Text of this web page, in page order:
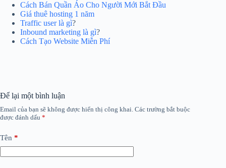
Cách Bán Quần Áo Cho Người Mới Bắt Đầu
Giá thuê hosting 1 năm
Traffic user là gì?
Inbound marketing là gì?
Cách Tạo Website Miễn Phí
Để lại một bình luận
Email của bạn sẽ không được hiển thị công khai. Các trường bắt buộc
được đánh dấu *
Tên *